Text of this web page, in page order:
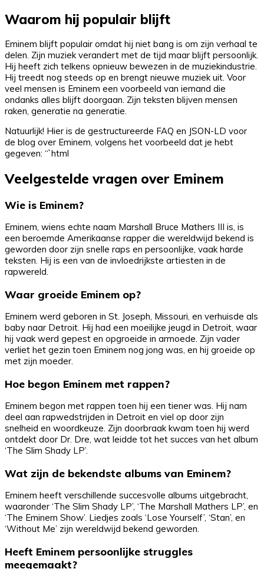
Waarom hij populair blijft
Eminem blijft populair omdat hij niet bang is om zijn verhaal te
delen. Zijn muziek verandert met de tijd maar blijft persoonlijk.
Hij heeft zich telkens opnieuw bewezen in de muziekindustrie.
Hij treedt nog steeds op en brengt nieuwe muziek uit. Voor
veel mensen is Eminem een voorbeeld van iemand die
ondanks alles blijft doorgaan. Zijn teksten blijven mensen
raken, generatie na generatie.
Natuurlijk! Hier is de gestructureerde FAQ en JSON-LD voor
de blog over Eminem, volgens het voorbeeld dat je hebt
gegeven: “`html
Veelgestelde vragen over Eminem
Wie is Eminem?
Eminem, wiens echte naam Marshall Bruce Mathers III is, is
een beroemde Amerikaanse rapper die wereldwijd bekend is
geworden door zijn snelle raps en persoonlijke, vaak harde
teksten. Hij is een van de invloedrijkste artiesten in de
rapwereld.
Waar groeide Eminem op?
Eminem werd geboren in St. Joseph, Missouri, en verhuisde als
baby naar Detroit. Hij had een moeilijke jeugd in Detroit, waar
hij vaak werd gepest en opgroeide in armoede. Zijn vader
verliet het gezin toen Eminem nog jong was, en hij groeide op
met zijn moeder.
Hoe begon Eminem met rappen?
Eminem begon met rappen toen hij een tiener was. Hij nam
deel aan rapwedstrijden in Detroit en viel op door zijn
snelheid en woordkeuze. Zijn doorbraak kwam toen hij werd
ontdekt door Dr. Dre, wat leidde tot het succes van het album
‘The Slim Shady LP’.
Wat zijn de bekendste albums van Eminem?
Eminem heeft verschillende succesvolle albums uitgebracht,
waaronder ‘The Slim Shady LP’, ‘The Marshall Mathers LP’, en
‘The Eminem Show’. Liedjes zoals ‘Lose Yourself’, ‘Stan’, en
‘Without Me’ zijn wereldwijd bekend geworden.
Heeft Eminem persoonlijke struggles
meegemaakt?